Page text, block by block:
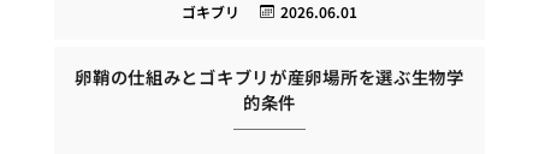
2026.06.01
ゴキブリ
卵鞘の仕組みとゴキブリが産卵場所を選ぶ生物学
的条件